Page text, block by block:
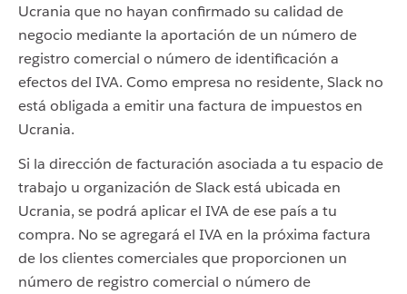
Ucrania que no hayan confirmado su calidad de
negocio mediante la aportación de un número de
registro comercial o número de identificación a
efectos del IVA. Como empresa no residente, Slack no
está obligada a emitir una factura de impuestos en
Ucrania.
Si la dirección de facturación asociada a tu espacio de
trabajo u organización de Slack está ubicada en
Ucrania, se podrá aplicar el IVA de ese país a tu
compra. No se agregará el IVA en la próxima factura
de los clientes comerciales que proporcionen un
número de registro comercial o número de